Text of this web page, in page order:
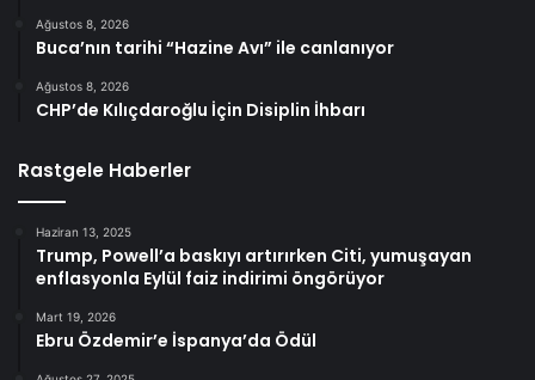
Ağustos 8, 2026
Buca’nın tarihi “Hazine Avı” ile canlanıyor
Ağustos 8, 2026
CHP’de Kılıçdaroğlu İçin Disiplin İhbarı
Rastgele Haberler
Haziran 13, 2025
Trump, Powell’a baskıyı artırırken Citi, yumuşayan
enflasyonla Eylül faiz indirimi öngörüyor
Mart 19, 2026
Ebru Özdemir’e İspanya’da Ödül